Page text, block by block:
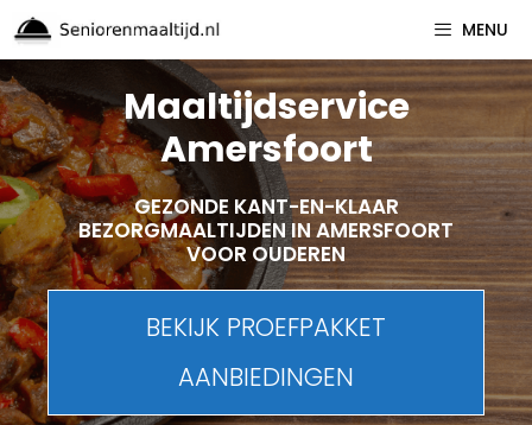
Spring
naar
inhoud
MENU
Maaltijdservice
Amersfoort
GEZONDE KANT-EN-KLAAR
BEZORGMAALTIJDEN IN AMERSFOORT
VOOR OUDEREN
BEKIJK PROEFPAKKET
AANBIEDINGEN